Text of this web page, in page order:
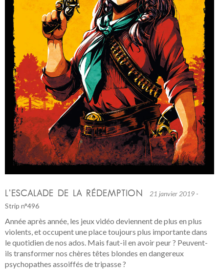
L’ESCALADE DE LA RÉDEMPTION 21 janvier 2019 -
Strip n°496
Année après année, les jeux vidéo deviennent de plus en plus
violents, et occupent une place toujours plus importante dans
le quotidien de nos ados. Mais faut-il en avoir peur ? Peuvent-
ils transformer nos chères têtes blondes en dangereux
psychopathes assoiffés de tripasse ?